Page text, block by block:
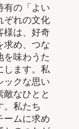
有の「よい
ぞれの文化
様は、好奇
求め、つな
を味わうた
します。私
ックな思い
なひとと
。私たち
ームに求め